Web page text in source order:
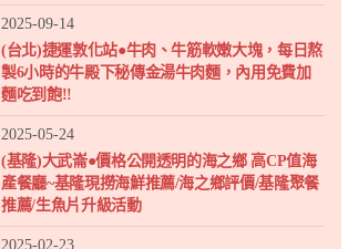
2025-09-14
(台北)捷運敦化站●牛肉、牛筋軟嫩大塊，每日熬
製6小時的牛殿下秘傳金湯牛肉麵，內用免費加
麵吃到飽!!
2025-05-24
(基隆)大武崙●價格公開透明的海之鄉 高CP值海
產餐廳~基隆現撈海鮮推薦/海之鄉評價/基隆聚餐
推薦/生魚片升級活動
2025-02-23